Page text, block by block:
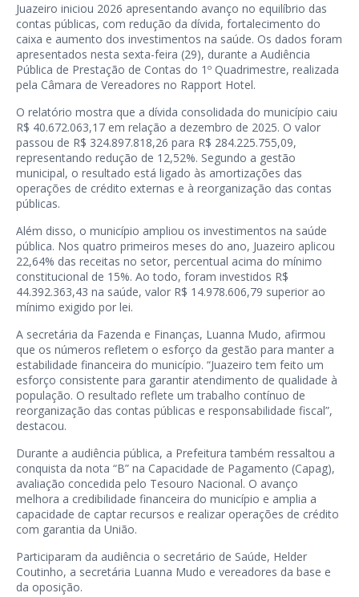
Juazeiro iniciou 2026 apresentando avanço no equilíbrio das
contas públicas, com redução da dívida, fortalecimento do
caixa e aumento dos investimentos na saúde. Os dados foram
apresentados nesta sexta-feira (29), durante a Audiência
Pública de Prestação de Contas do 1º Quadrimestre, realizada
pela Câmara de Vereadores no Rapport Hotel.
O relatório mostra que a dívida consolidada do município caiu
R$ 40.672.063,17 em relação a dezembro de 2025. O valor
passou de R$ 324.897.818,26 para R$ 284.225.755,09,
representando redução de 12,52%. Segundo a gestão
municipal, o resultado está ligado às amortizações das
operações de crédito externas e à reorganização das contas
públicas.
Além disso, o município ampliou os investimentos na saúde
pública. Nos quatro primeiros meses do ano, Juazeiro aplicou
22,64% das receitas no setor, percentual acima do mínimo
constitucional de 15%. Ao todo, foram investidos R$
44.392.363,43 na saúde, valor R$ 14.978.606,79 superior ao
mínimo exigido por lei.
A secretária da Fazenda e Finanças, Luanna Mudo, afirmou
que os números refletem o esforço da gestão para manter a
estabilidade financeira do município. “Juazeiro tem feito um
esforço consistente para garantir atendimento de qualidade à
população. O resultado reflete um trabalho contínuo de
reorganização das contas públicas e responsabilidade fiscal”,
destacou.
Durante a audiência pública, a Prefeitura também ressaltou a
conquista da nota “B” na Capacidade de Pagamento (Capag),
avaliação concedida pelo Tesouro Nacional. O avanço
melhora a credibilidade financeira do município e amplia a
capacidade de captar recursos e realizar operações de crédito
com garantia da União.
Participaram da audiência o secretário de Saúde, Helder
Coutinho, a secretária Luanna Mudo e vereadores da base e
da oposição.